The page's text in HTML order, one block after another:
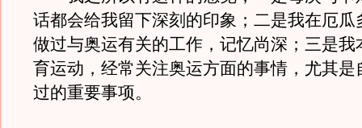
话都会给我留下深刻的印象；二是我在厄瓜
做过与奥运有关的工作，记忆尚深；三是我
育运动，经常关注奥运方面的事情，尤其是
过的重要事项。